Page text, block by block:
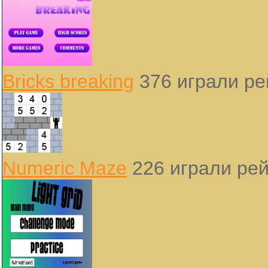
Bricks breaking 376 играли
Numeric Maze 226 играли